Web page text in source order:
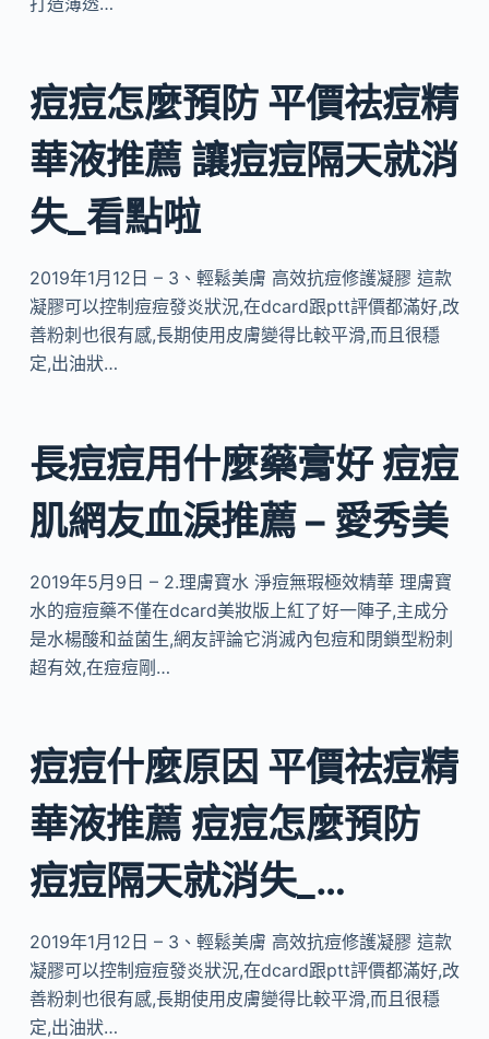
痘痘怎麼預防 平價祛痘精
華液推薦 讓痘痘隔天就消
失_看點啦
2019年1月12日 – 3、輕鬆美膚 高效抗痘修護凝膠 這款
凝膠可以控制痘痘發炎狀況,在dcard跟ptt評價都滿好,改
善粉刺也很有感,長期使用皮膚變得比較平滑,而且很穩
定,出油狀…
長痘痘用什麼藥膏好 痘痘
肌網友血淚推薦 – 愛秀美
2019年5月9日 – 2.理膚寶水 淨痘無瑕極效精華 理膚寶
水的痘痘藥不僅在dcard美妝版上紅了好一陣子,主成分
是水楊酸和益菌生,網友評論它消滅內包痘和閉鎖型粉刺
超有效,在痘痘剛…
痘痘什麼原因 平價祛痘精
華液推薦 痘痘怎麼預防
痘痘隔天就消失_…
2019年1月12日 – 3、輕鬆美膚 高效抗痘修護凝膠 這款
凝膠可以控制痘痘發炎狀況,在dcard跟ptt評價都滿好,改
善粉刺也很有感,長期使用皮膚變得比較平滑,而且很穩
定,出油狀…